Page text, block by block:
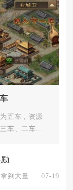
五车，资源
车、二车、
07-19